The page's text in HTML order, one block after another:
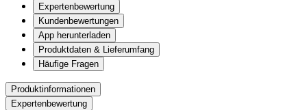
Expertenbewertung
Kundenbewertungen
App herunterladen
Produktdaten & Lieferumfang
Häufige Fragen
Produktinformationen
Expertenbewertung